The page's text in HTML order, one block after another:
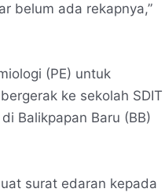
belum ada rekapnya,”
(PE) untuk
ke sekolah SDIT
Balikpapan Baru (BB)
surat edaran kepada